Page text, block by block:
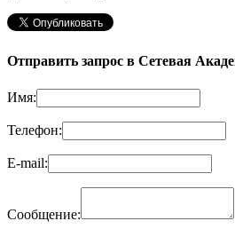
Отправить запрос в Сетевая
Имя:
Телефон:
E-mail:
Сообщение: